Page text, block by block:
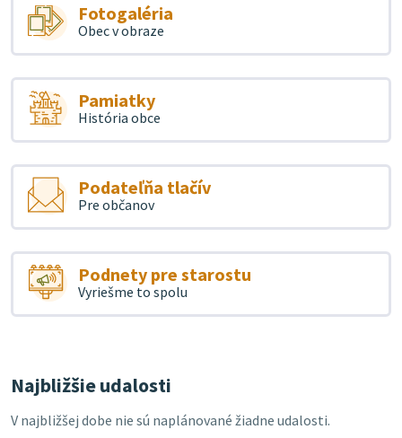
Fotogaléria
Obec v obraze
Pamiatky
História obce
Podateľňa tlačív
Pre občanov
Podnety pre starostu
Vyriešme to spolu
Najbližšie udalosti
V najbližšej dobe nie sú naplánované žiadne udalosti.